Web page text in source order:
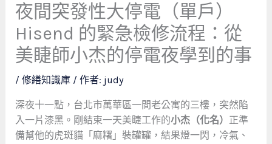
夜間突發性大停電（單戶）
Hisend 的緊急檢修流程：從
美睫師小杰的停電夜學到的事
/ 修繕知識庫/ 作者: judy
深夜十一點，台北市萬華區一間老公寓的三樓，突然陷
入一片漆黑。剛結束一天美睫工作的小杰（化名） 正準
備幫他的虎斑貓「麻糬」裝罐罐，結果燈一閃，冷氣、